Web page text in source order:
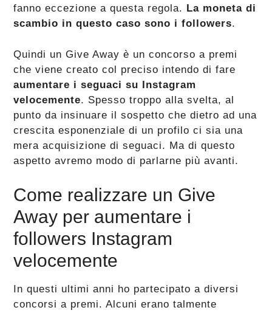
fanno eccezione a questa regola. La moneta di
scambio in questo caso sono i followers.
Quindi un Give Away è un concorso a premi
che viene creato col preciso intendo di fare
aumentare i seguaci su Instagram
velocemente. Spesso troppo alla svelta, al
punto da insinuare il sospetto che dietro ad una
crescita esponenziale di un profilo ci sia una
mera acquisizione di seguaci. Ma di questo
aspetto avremo modo di parlarne più avanti.
Come realizzare un Give
Away per aumentare i
followers Instagram
velocemente
In questi ultimi anni ho partecipato a diversi
concorsi a premi. Alcuni erano talmente